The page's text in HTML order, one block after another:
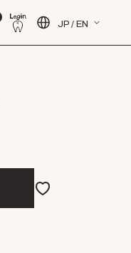
JP / EN